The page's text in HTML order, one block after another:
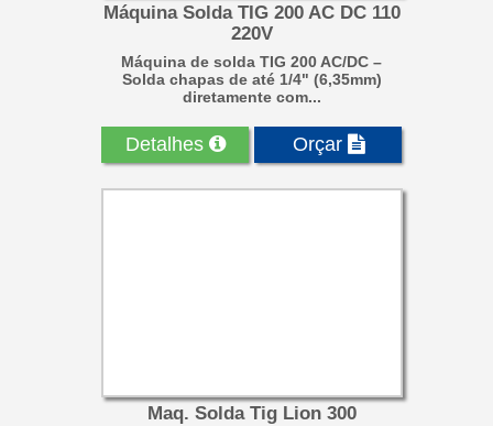
Máquina Solda TIG 200 AC DC 110
220V
Máquina de solda TIG 200 AC/DC –
Solda chapas de até 1/4" (6,35mm)
diretamente com...
Detalhes Orçar
Maq. Solda Tig Lion 300